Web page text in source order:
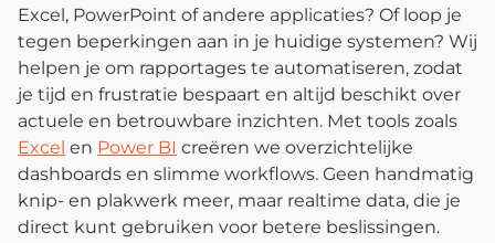
Excel, PowerPoint of andere applicaties? Of loop je
tegen beperkingen aan in je huidige systemen? Wij
helpen je om rapportages te automatiseren, zodat
je tijd en frustratie bespaart en altijd beschikt over
actuele en betrouwbare inzichten. Met tools zoals
Excel en Power BI creëren we overzichtelijke
dashboards en slimme workflows. Geen handmatig
knip- en plakwerk meer, maar realtime data, die je
direct kunt gebruiken voor betere beslissingen.